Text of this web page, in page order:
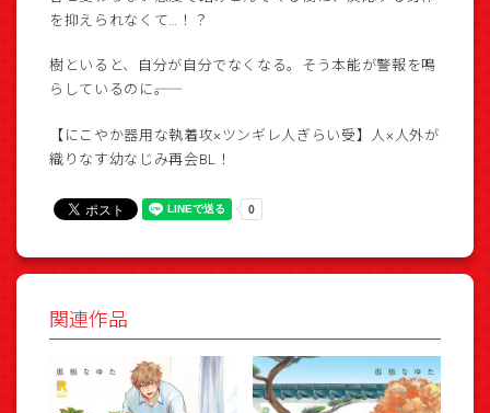
を抑えられなくて…！？
樹といると、自分が自分でなくなる。そう本能が警報を鳴
らしているのに――。
【にこやか器用な執着攻×ツンギレ人ぎらい受】人×人外が
織りなす幼なじみ再会BL！
関連作品